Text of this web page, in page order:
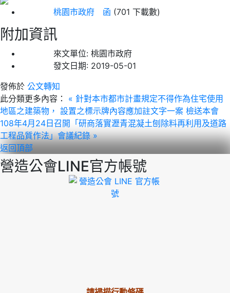
桃園市政府 函 (701 下載數)
附加資訊
來文單位: 桃園市政府
發文日期: 2019-05-01
發佈於 公文轉知
此分類更多內容：
« 針對本市都市計畫規定不得作為住宅使用
地區之建築物， 設置之標示牌內容應加註文字一案 檢送本會
108年4月24日召開「研商落實瀝青混凝土刨除料再利用及道路
工程品質作法」會議紀錄 »
返回頂部
營造公會LINE官方帳號